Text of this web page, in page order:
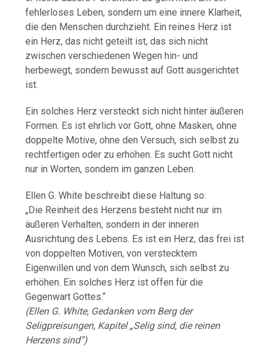
fehlerloses Leben, sondern um eine innere Klarheit,
die den Menschen durchzieht. Ein reines Herz ist
ein Herz, das nicht geteilt ist, das sich nicht
zwischen verschiedenen Wegen hin- und
herbewegt, sondern bewusst auf Gott ausgerichtet
ist.
Ein solches Herz versteckt sich nicht hinter äußeren
Formen. Es ist ehrlich vor Gott, ohne Masken, ohne
doppelte Motive, ohne den Versuch, sich selbst zu
rechtfertigen oder zu erhöhen. Es sucht Gott nicht
nur in Worten, sondern im ganzen Leben.
Ellen G. White beschreibt diese Haltung so:
„Die Reinheit des Herzens besteht nicht nur im
äußeren Verhalten, sondern in der inneren
Ausrichtung des Lebens. Es ist ein Herz, das frei ist
von doppelten Motiven, von verstecktem
Eigenwillen und von dem Wunsch, sich selbst zu
erhöhen. Ein solches Herz ist offen für die
Gegenwart Gottes.“
(Ellen G. White, Gedanken vom Berg der
Seligpreisungen, Kapitel „Selig sind, die reinen
Herzens sind“)